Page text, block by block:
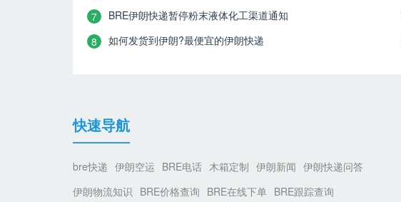
7
BRE伊朗快递暂停粉末液体化工渠道通知
8
如何发货到伊朗?最便宜的伊朗快递
快速导航
bre快递 伊朗空运 BRE电话 木箱定制 伊朗新闻 伊朗快递问答
伊朗物流知识 BRE价格查询 BRE在线下单 BRE跟踪查询